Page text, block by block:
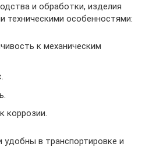
и обработки, изделия
особенностями:
к механическим
коррозии.
удобны в транспортировке и